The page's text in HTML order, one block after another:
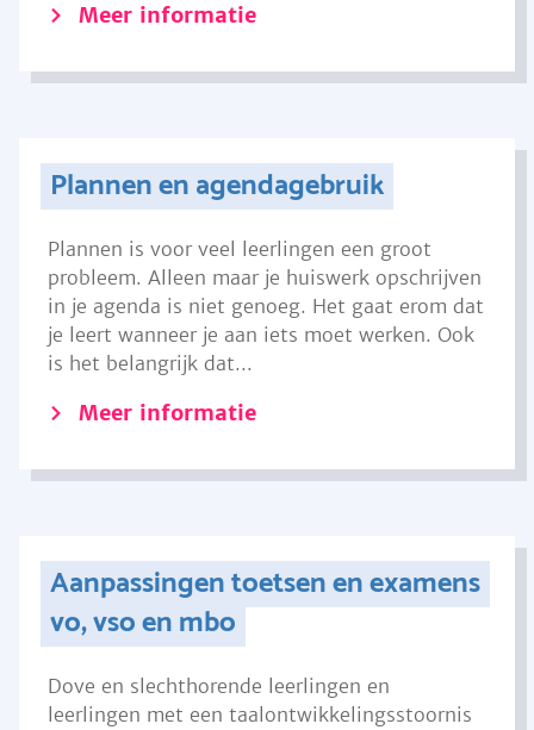
Meer informatie
Plannen en agendagebruik
Plannen is voor veel leerlingen een groot
probleem. Alleen maar je huiswerk opschrijven
in je agenda is niet genoeg. Het gaat erom dat
je leert wanneer je aan iets moet werken. Ook
is het belangrijk dat...
Meer informatie
Aanpassingen toetsen en examens
vo, vso en mbo
Dove en slechthorende leerlingen en
leerlingen met een taalontwikkelingsstoornis